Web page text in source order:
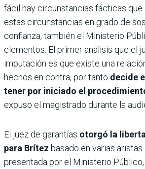
fácil hay circunstancias fácticas que
estas circunstancias en grado de
confianza, también el Ministerio
elementos. El primer análisis que el
imputación es que existe una
hechos en contra, por tanto decide
tener por iniciado el
expuso el magistrado durante la
El juez de garantías otorgó la
para Brítez basado en varias aristas
presentada por el Ministerio